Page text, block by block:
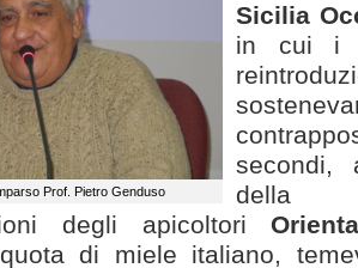
Prof. Pietro Genduso
Sicilia
in cui i
secondi,
degli apicoltori
di miele italiano,